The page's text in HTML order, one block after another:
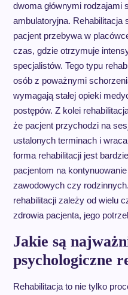
dwoma głównymi rodzajami
ambulatoryjna. Rehabilitacja
pacjent przebywa w
czas, gdzie otrzymuje
specjalistów. Tego typu
osób z poważnymi
wymagają stałej opieki
postępów. Z kolei
że pacjent przychodzi na
ustalonych terminach i
forma rehabilitacji jest
pacjentom na
zawodowych czy
rehabilitacji zależy od wielu
zdrowia pacjenta, jego
Jakie są
psychologiczne
Rehabilitacja to nie tylko